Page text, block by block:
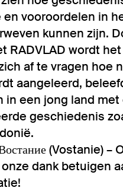
vooroordelen in
kunnen zijn.
RADVLAD wordt
af te vragen hoe
aangeleerd,
in een jong land met
geschiedenis
(Vostanie) –
dank betuigen